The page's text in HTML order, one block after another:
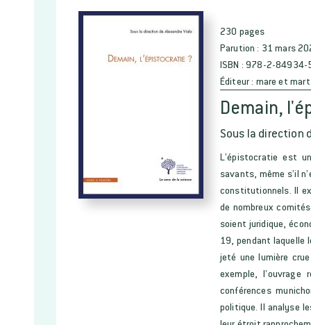
230 pages
Parution : 31 mars
ISBN : 978-2-84934-
Éditeur : mare et
Demain,
Sous la direction
L’épistocratie est
savants, même s’il
constitutionnels. Il
de nombreux
soient juridique,
19, pendant laquelle
jeté une lumière
exemple,
conférences
politique. Il analyse